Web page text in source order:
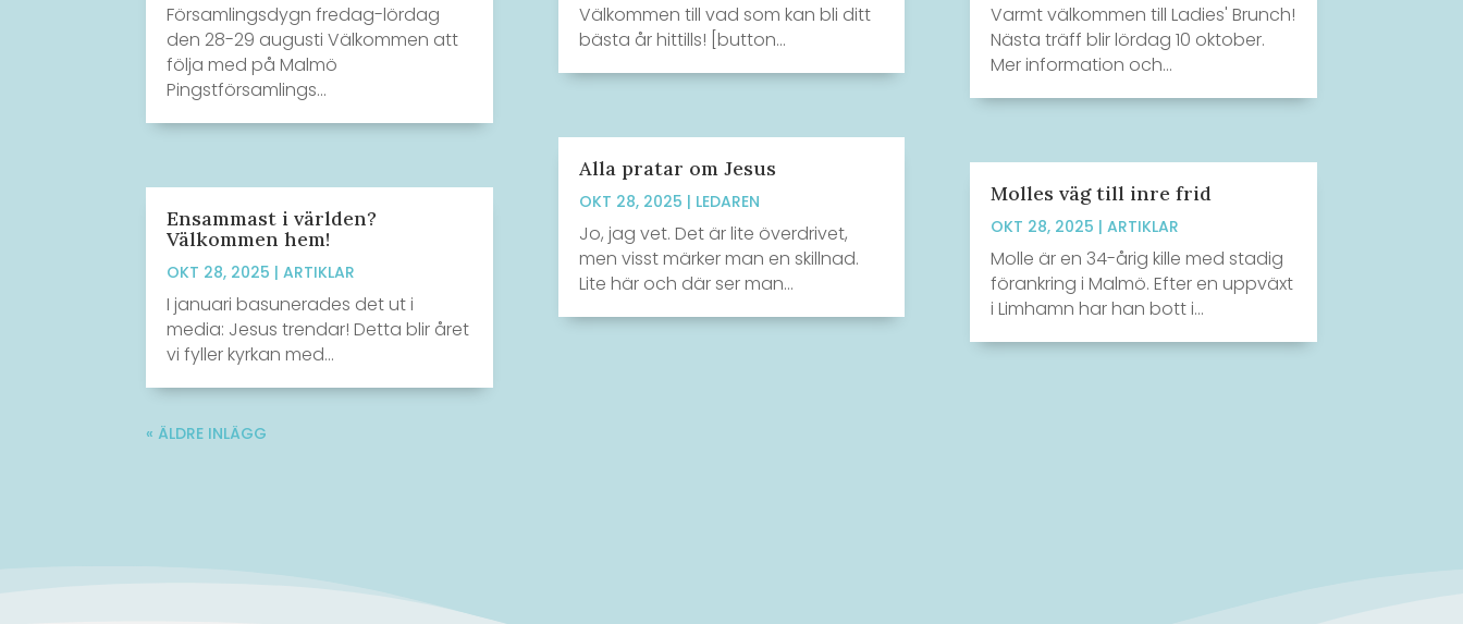
Församlingsdygn fredag-lördag
den 28-29 augusti Välkommen att
följa med på Malmö
Pingstförsamlings...
Ensammast i världen?
Välkommen hem!
OKT 28, 2025 |ARTIKLAR
I januari basunerades det ut i
media: Jesus trendar! Detta blir året
vi fyller kyrkan med...
Välkommen till vad som kan bli ditt
bästa år hittills! [button...
Alla pratar om Jesus
OKT 28, 2025 | LEDAREN
Jo, jag vet. Det är lite överdrivet,
men visst märker man en skillnad.
Lite här och där ser man...
Varmt välkommen till Ladies' Brunch!
Nästa träff blir lördag 10 oktober.
Mer information och...
Molles väg till inre frid
OKT 28, 2025 | ARTIKLAR
Molle är en 34-årig kille med stadig
förankring i Malmö. Efter en uppväxt
i Limhamn har han bott i...
« ÄLDRE INLÄGG